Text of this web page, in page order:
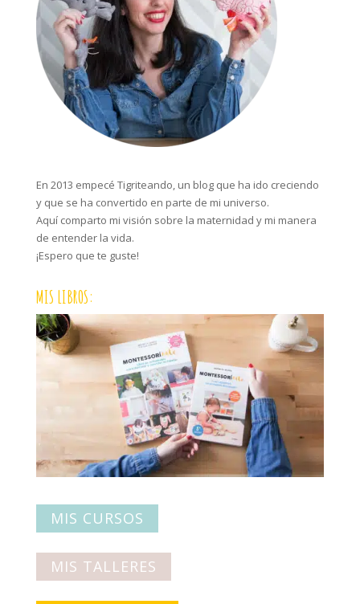
En 2013 empecé Tigriteando, un blog que ha ido creciendo
y que se ha convertido en parte de mi universo.
Aquí comparto mi visión sobre la maternidad y mi manera
de entender la vida.
¡Espero que te guste!
MIS LIBROS:
MIS CURSOS
MIS TALLERES